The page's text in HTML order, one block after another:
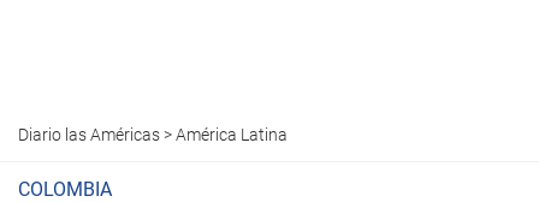
Diario las Américas>América Latina
COLOMBIA